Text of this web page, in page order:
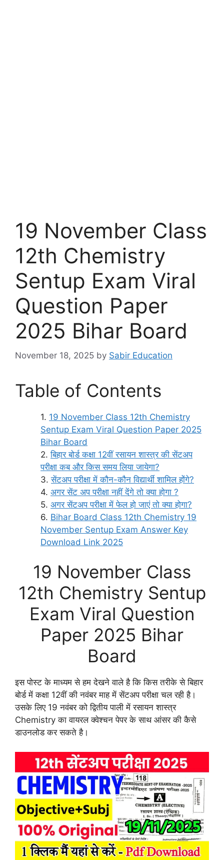
19 November Class
12th Chemistry
Sentup Exam Viral
Question Paper
2025 Bihar Board
November 18, 2025 by Sabir Education
Table of Contents
19 November Class 12th Chemistry
Sentup Exam Viral Question Paper 2025
Bihar Board
बिहार बोर्ड कक्षा 12वीं रसायन शास्त्र की सेंटअप
परीक्षा कब और किस समय लिया जायेगा?
सेंटअप परीक्षा में कौन-कौन विद्यार्थी शामिल होंगे?
अगर सेंट अप परीक्षा नहीं देंगे तो क्या होगा ?
अगर सेंटअप परीक्षा में फेल हो जाएं तो क्या होगा?
Bihar Board Class 12th Chemistry 19
November Sentup Exam Answer Key
Download Link 2025
19 November Class
12th Chemistry Sentup
Exam Viral Question
Paper 2025 Bihar
Board
इस पोस्ट के माध्यम से हम देखने वाले है कि किस तरीके से बिहार
बोर्ड में कक्षा 12वीं की नवंबर माह में सेंटअप परीक्षा चल रही है।
उसके लिए 19 नवंबर को द्वितीय पाली में रसायन शास्त्र
Chemistry का वायरल क्वेश्चन पेपर के साथ आंसर की कैसे
डाउनलोड कर सकते है।